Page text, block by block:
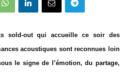
sold-out qui accueille ce soir des
acoustiques sont reconnues loin
le signe de l’émotion, du partage,